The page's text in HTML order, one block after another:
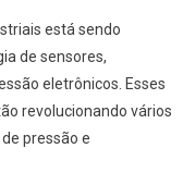
está sendo
de sensores,
eletrônicos. Esses
revolucionando vários
pressão e